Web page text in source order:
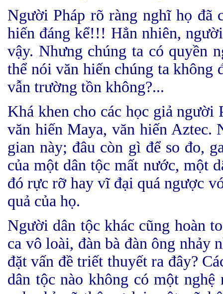
Người Pháp rõ ràng nghĩ họ đã
hiến đáng kể!!! Hẳn nhiên,
vậy. Nhưng chúng ta có quyền
thể nói văn hiến chúng ta không
vẫn trường tồn không?...
Khá khen cho các học giả người
văn hiến Maya, văn hiến Aztec.
gian này; đâu còn gì để so đo,
của một dân tộc mất nước, một
đó rực rỡ hay vĩ đại quá ngược
quả của họ.
Người dân tộc khác cũng hoàn
ca vô loài, đàn bà đàn ông nhảy
đặt vấn đề triết thuyết ra đây?
dân tộc nào không có một